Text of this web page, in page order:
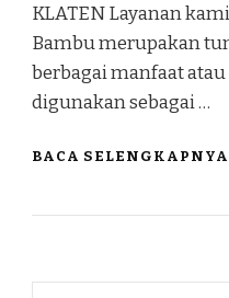
KLATEN Layanan
Bambu merupakan
berbagai manfaat
digunakan sebagai …
BACA SELENGKAPNYA